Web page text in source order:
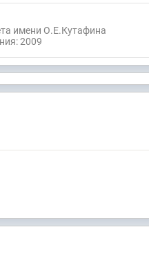
имени О.Е.Кутафина
2009